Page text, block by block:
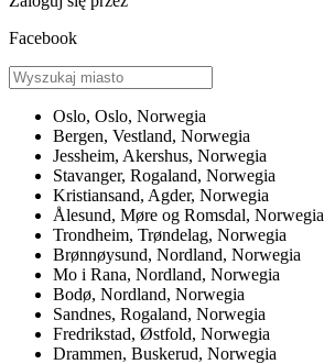
Facebook
Oslo, Oslo, Norwegia
Bergen, Vestland, Norwegia
Jessheim, Akershus, Norwegia
Stavanger, Rogaland, Norwegia
Kristiansand, Agder, Norwegia
Ålesund, Møre og Romsdal, Norwegia
Trondheim, Trøndelag, Norwegia
Brønnøysund, Nordland, Norwegia
Mo i Rana, Nordland, Norwegia
Bodø, Nordland, Norwegia
Sandnes, Rogaland, Norwegia
Fredrikstad, Østfold, Norwegia
Drammen, Buskerud, Norwegia